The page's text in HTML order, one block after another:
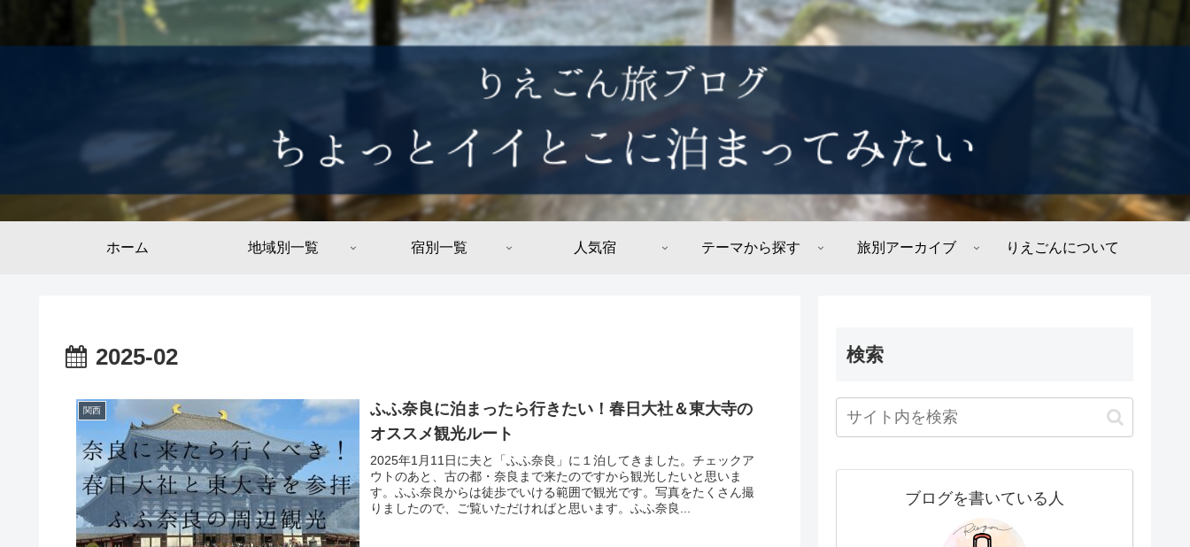
ホーム 地域別一覧 宿別一覧 人気宿 テーマから探す 旅別アーカイブ りえごんについて
2025-02
関西
ふふ奈良に泊まったら行きたい！春日大社＆東大寺の
オススメ観光ルート
2025年1月11日に夫と「ふふ奈良」に１泊してきました。チェックア
ウトのあと、古の都・奈良まで来たのですから観光したいと思いま
す。ふふ奈良からは徒歩でいける範囲で観光です。写真をたくさん撮
りましたので、ご覧いただければと思います。ふふ奈良...
検索
ブログを書いている人